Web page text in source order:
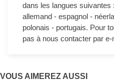
dans les langues suivantes
allemand - espagnol -
polonais - portugais. Pour
pas à nous contacter par
VOUS AIMEREZ AUSSI